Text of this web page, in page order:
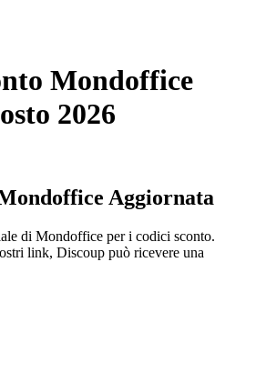
Mondoffice
2026
Aggiornata
di Mondoffice per i codici sconto.
link, Discoup può ricevere una